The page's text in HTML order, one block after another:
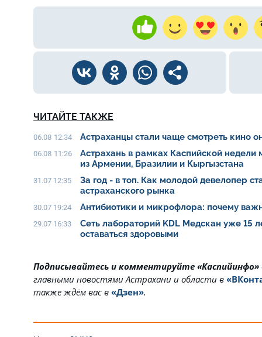
ЧИТАЙТЕ ТАКЖЕ
06.08 12:34 Астраханцы стали чаще смотреть кино
06.08 11:26
Астрахань в рамках Каспийской
из Армении, Бразилии и Кыргызстана
31.07 12:35
За год - в топ. Как молодой девелопер
астраханского рынка
30.07 19:24 Антибиотики и микрофлора: почему
29.07 16:33
Сеть лабораторий KDL Медскан уже 15
оставаться здоровыми
Подписывайтесь и комментируйте «Каспийинфо»
главными новостями Астрахани и области в
также ждём вас в «Дзен».